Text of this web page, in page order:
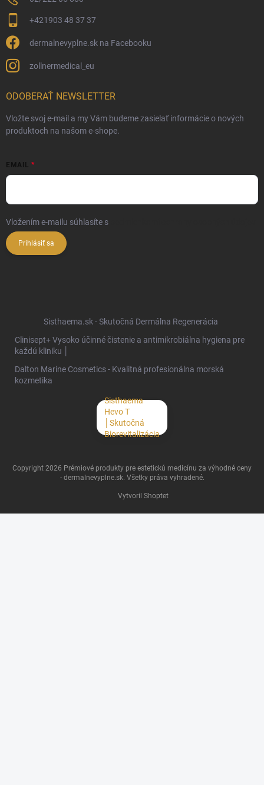
+421903 48 37 37
dermalnevyplne.sk na Facebooku
zollnermedical_eu
ODOBERAŤ NEWSLETTER
Vložte svoj e-mail a my Vám budeme zasielať informácie o nových
produktoch na našom e-shope.
EMAIL
Vložením e-mailu súhlasíte s
Prihlásiť sa
Sisthaema.sk - Skutočná Dermálna Regenerácia
Clinisept+ Vysoko účinné čistenie a antimikrobiálna hygiena pre
každú kliniku │
Dalton Marine Cosmetics - Kvalitná profesionálna morská
kozmetika
Sisthaema
Hevo T
│Skutočná
Biorevitalizácia
Vytvoril Shoptet
Copyright 2026 Prémiové produkty pre estetickú medicínu za výhodné ceny
- dermalnevyplne.sk. Všetky práva vyhradené.